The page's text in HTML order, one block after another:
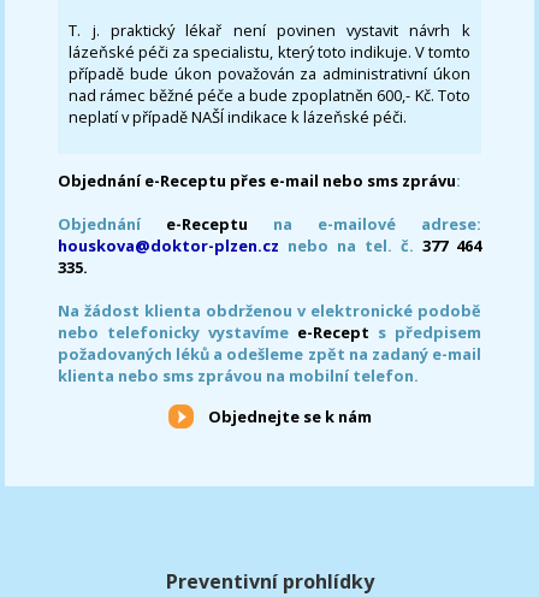
T. j. praktický lékař není povinen vystavit návrh k
lázeňské péči za specialistu, který toto indikuje. V tomto
případě bude úkon považován za administrativní úkon
nad rámec běžné péče a bude zpoplatněn 600,- Kč. Toto
neplatí v případě NAŠÍ indikace k lázeňské péči.
Objednání e-Receptu přes e-mail nebo sms zprávu:
Objednání e-Receptu na e-mailové adrese:
houskova@doktor-plzen.cz nebo na tel. č. 377 464
335.
Na žádost klienta obdrženou v elektronické podobě
nebo telefonicky vystavíme e-Recept s předpisem
požadovaných léků a odešleme zpět na zadaný e-mail
klienta nebo sms zprávou na mobilní telefon.
Objednejte se k nám
Preventivní prohlídky